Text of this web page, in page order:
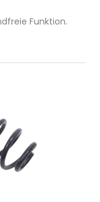
Funktion.